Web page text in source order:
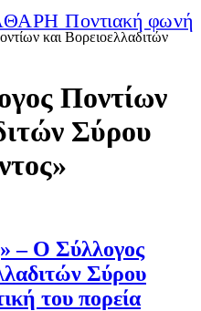
και Βορειοελλαδιτών
Ποντίων
Σύρου
– Ο Σύλλογος
Σύρου
του πορεία